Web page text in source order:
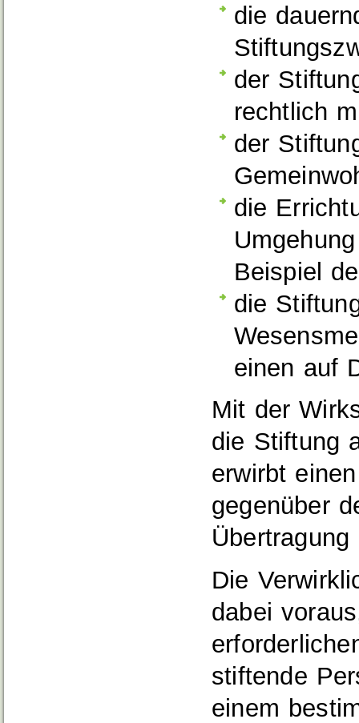
die
der
rechtlich
der
die
Beispiel
die
einen auf
Mit der
die Stiftung
erwirbt
gegenüber
Die
dabei
stiftende
einem